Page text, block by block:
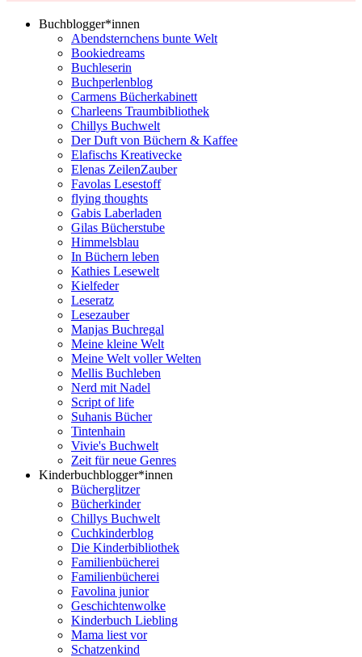
Buchblogger*innen
Abendsternchens bunte Welt
Bookiedreams
Buchleserin
Buchperlenblog
Carmens Bücherkabinett
Charleens Traumbibliothek
Chillys Buchwelt
Der Duft von Büchern & Kaffee
Elafischs Kreativecke
Elenas ZeilenZauber
Favolas Lesestoff
flying thoughts
Gabis Laberladen
Gilas Bücherstube
Himmelsblau
In Büchern leben
Kathies Lesewelt
Kielfeder
Leseratz
Lesezauber
Manjas Buchregal
Meine kleine Welt
Meine Welt voller Welten
Mellis Buchleben
Nerd mit Nadel
Script of life
Suhanis Bücher
Tintenhain
Vivie's Buchwelt
Zeit für neue Genres
Kinderbuchblogger*innen
Bücherglitzer
Bücherkinder
Chillys Buchwelt
Cuchkinderblog
Die Kinderbibliothek
Familienbücherei
Familienbücherei
Favolina junior
Geschichtenwolke
Kinderbuch Liebling
Mama liest vor
Schatzenkind